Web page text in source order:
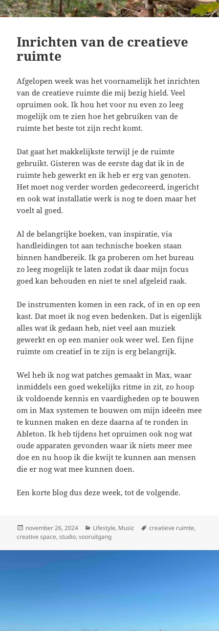
Inrichten van de creatieve
ruimte
Afgelopen week was het voornamelijk het inrichten
van de creatieve ruimte die mij bezig hield. Veel
opruimen ook. Ik hou het voor nu even zo leeg
mogelijk om te zien hoe het gebruiken van de
ruimte het beste tot zijn recht komt.
Dat gaat het makkelijkste terwijl je de ruimte
gebruikt. Gisteren was de eerste dag dat ik in de
ruimte heb gewerkt en ik heb er erg van genoten.
Het moet nog verder worden gedecoreerd, ingericht
en ook wat installatie werk is nog te doen maar het
voelt al goed.
Al de belangrijke boeken, van inspiratie, via
handleidingen tot aan technische boeken staan
binnen handbereik. Ik ga proberen om het bureau
zo leeg mogelijk te laten zodat ik daar mijn focus
goed kan behouden en niet te snel afgeleid raak.
De instrumenten komen in een rack, of in en op een
kast. Dat moet ik nog even bedenken. Dat is eigenlijk
alles wat ik gedaan heb, niet veel aan muziek
gewerkt en op een manier ook weer wel. Een fijne
ruimte om creatief in te zijn is erg belangrijk.
Wel heb ik nog wat patches gemaakt in Max, waar
inmiddels een goed wekelijks ritme in zit, zo hoop
ik voldoende kennis en vaardigheden op te bouwen
om in Max systemen te bouwen om mijn ideeën mee
te kunnen maken en deze daarna af te ronden in
Ableton. Ik heb tijdens het opruimen ook nog wat
oude apparaten gevonden waar ik niets meer mee
doe en nu hoop ik die kwijt te kunnen aan mensen
die er nog wat mee kunnen doen.
Een korte blog dus deze week, tot de volgende.
Geplaatst
op
november 26, 2024 Categorieën
Lifestyle, Music Tags
creatieve ruimte,
creative space,studio,vooruitgang